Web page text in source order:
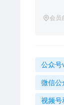
会员
公众号
微信公
视频号